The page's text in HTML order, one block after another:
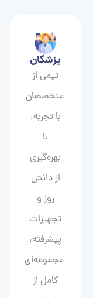
پزشکان
تیمی از
متخصصان
با تجربه،
با
بهره‌گیری
از دانش
روز و
تجهیزات
پیشرفته،
مجموعه‌ای
کامل از